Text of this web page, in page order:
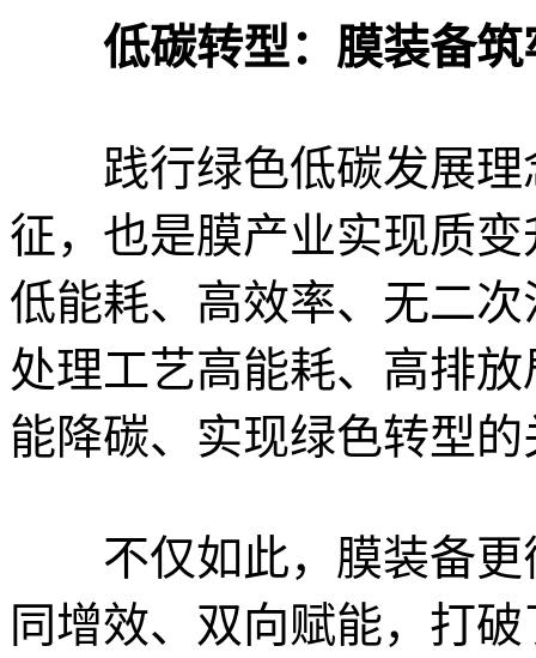
低碳转型：膜装备
践行绿色低碳发展理
征，也是膜产业实现质
低能耗、高效率、无二
处理工艺高能耗、高排
能降碳、实现绿色转型
不仅如此，膜装备更
同增效、双向赋能，打